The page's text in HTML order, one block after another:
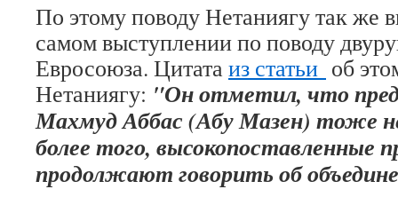
По этому поводу Нетаниягу так же
самом выступлении по поводу
Евросоюза. Цитата из статьи об
Нетаниягу: "Он отметил, что
Махмуд Аббас (Абу Мазен) тоже
более того, высокопоставленные
продолжают говорить об